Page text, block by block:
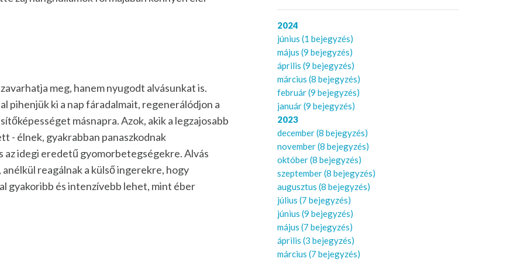
meg, hanem nyugodt alvásunkat is.
pihenjük ki a nap fáradalmait, regenerálódjon a
másnapra. Azok, akik a legzajosabb
- élnek, gyakrabban panaszkodnak
az idegi eredetű gyomorbetegségekre. Alvás
reagálnak a külső ingerekre, hogy
gyakoribb és intenzívebb lehet, mint éber
2024
június (1 bejegyzés)
május (9 bejegyzés)
április (9 bejegyzés)
március (8 bejegyzés)
február(9 bejegyzés)
január(9 bejegyzés)
2023
december(8 bejegyzés)
november(8 bejegyzés)
október(8 bejegyzés)
szeptember(8 bejegyzés)
augusztus (8 bejegyzés)
július (7 bejegyzés)
június (9 bejegyzés)
május (7 bejegyzés)
április (3 bejegyzés)
március (7 bejegyzés)